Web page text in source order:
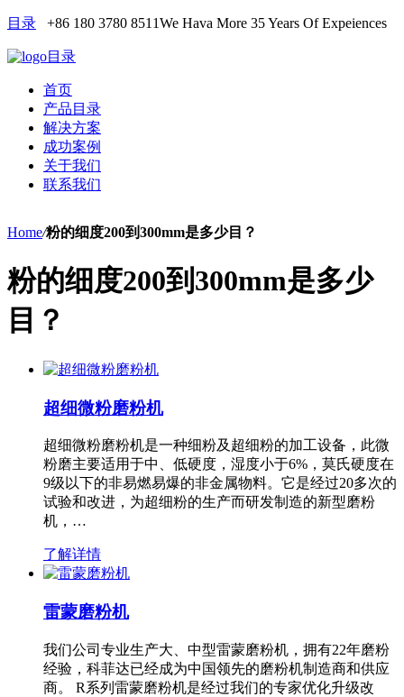
目录 +86 180 3780 8511We Hava More 35 Years Of Expeiences
目录
首页
产品目录
解决方案
成功案例
关于我们
联系我们
Home/粉的细度200到300mm是多少目？
粉的细度200到300mm是多少
目？
超细微粉磨粉机
超细微粉磨粉机是一种细粉及超细粉的加工设备，此微
粉磨主要适用于中、低硬度，湿度小于6%，莫氏硬度在
9级以下的非易燃易爆的非金属物料。它是经过20多次的
试验和改进，为超细粉的生产而研发制造的新型磨粉
机，…
了解详情
雷蒙磨粉机
我们公司专业生产大、中型雷蒙磨粉机，拥有22年磨粉
经验，科菲达已经成为中国领先的磨粉机制造商和供应
商。 R系列雷蒙磨粉机是经过我们的专家优化升级改